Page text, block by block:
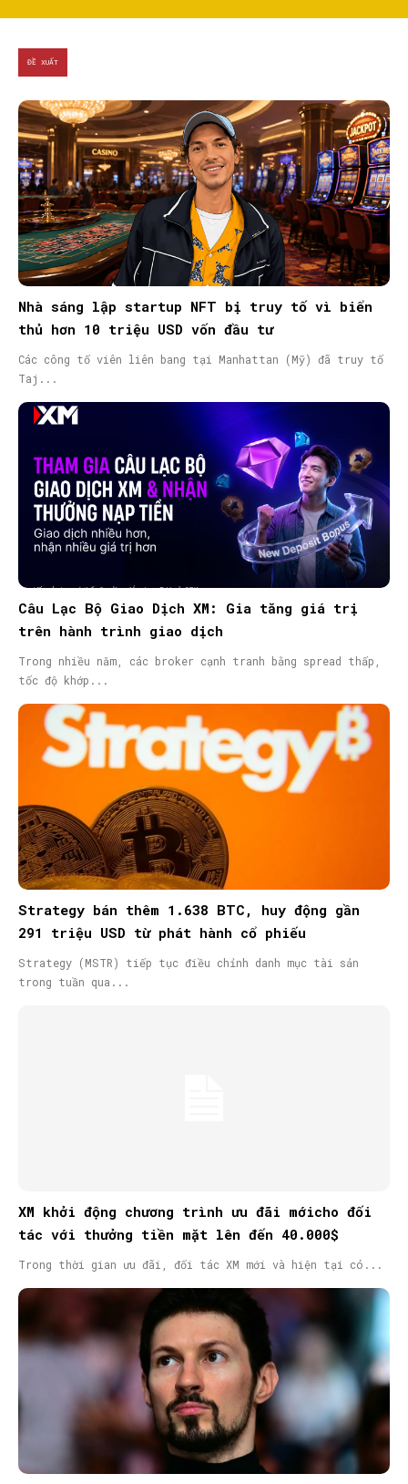
ĐỀ XUẤT
Nhà sáng lập startup NFT bị truy tố vì biển
thủ hơn 10 triệu USD vốn đầu tư
Các công tố viên liên bang tại Manhattan (Mỹ) đã truy tố
Taj...
Câu Lạc Bộ Giao Dịch XM: Gia tăng giá trị
trên hành trình giao dịch
Trong nhiều năm, các broker cạnh tranh bằng spread thấp,
tốc độ khớp...
Strategy bán thêm 1.638 BTC, huy động gần
291 triệu USD từ phát hành cổ phiếu
Strategy (MSTR) tiếp tục điều chỉnh danh mục tài sản
trong tuần qua...
XM khởi động chương trình ưu đãi mớicho đối
tác với thưởng tiền mặt lên đến 40.000$
Trong thời gian ưu đãi, đối tác XM mới và hiện tại có...